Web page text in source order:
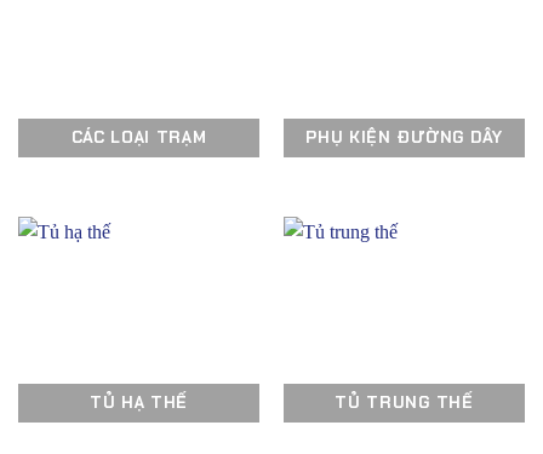
CÁC LOẠI TRẠM PHỤ KIỆN ĐƯỜNG DÂY
TỦ HẠ THẾ TỦ TRUNG THẾ